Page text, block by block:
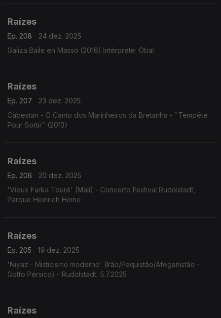
Raízes
Ep. 208
24 dez. 2025
Galiza Baile en Massó (2016) Intérprete: Obal
Raízes
Ep. 207
23 dez. 2025
Cabestan - O Canto dos Marinheiros da Bretanha - "Tempête
Pour Sortir" (2013)
Raízes
Ep. 206
20 dez. 2025
'Vieux Farka Touré' (Mali) - Concerto Festival Rudolstadt,
Parque Heinrich Heine
Raízes
Ep. 205
19 dez. 2025
'Niyaz - Misticismo moderno' (Irão/Paquistão/Afeganistão -
Golfo Pérsico) - Rudolstadt, 5.7.2025
Raízes